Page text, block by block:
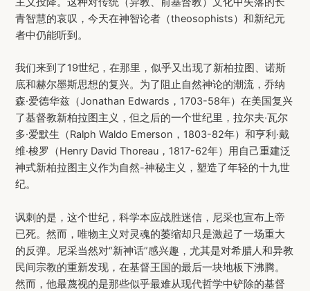
青智慧的哀叹，今天在神智论者（theosophists）和新纪元
者中仍能听到。
我们来到了19世纪，在那里，似乎又出现了新柏拉图、诺斯
底和赫尔墨斯思想的复兴。为了阻止自然神论的潮流，乔纳
森·爱德华兹（Jonathan Edwards，1703-58年）在美国复兴
了基督教新柏拉图主义，但之后的一个世纪里，拉尔夫·瓦尔
多·爱默生（Ralph Waldo Emerson，1803-82年）和亨利·戴
维·梭罗（Henry David Thoreau，1817-62年）用自己重建泛
神式新柏拉图主义作为自然-神秘主义，塑造了年轻的十九世
纪。
讽刺的是，这个世纪，科学本应战胜迷信，尼采也宣布上帝
已死。然而，唯物主义对灵魂的萎缩却只是激起了一场重大
的反弹。尼采当然对“新神话”感兴趣，尤其是对希腊人和异教
民间宗教的重新发现，在基督王国的最后一块地板下沸腾。
然而，他最蔑视的是那些似乎最难从现代哲学中铲除的基督